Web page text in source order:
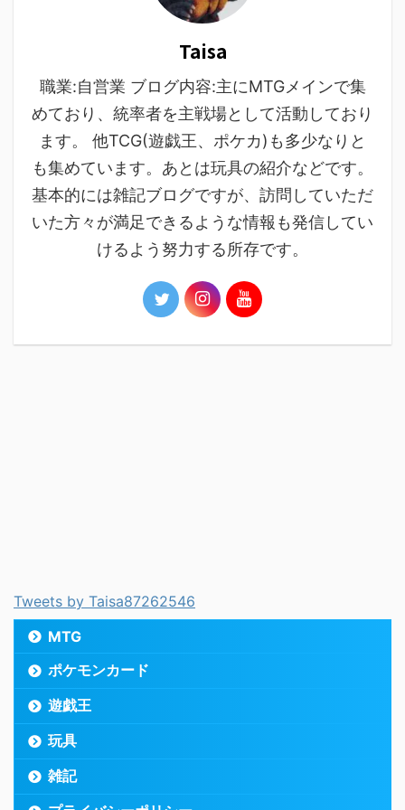
Taisa
職業:自営業 ブログ内容:主にMTGメインで集
めており、統率者を主戦場として活動しており
ます。 他TCG(遊戯王、ポケカ)も多少なりと
も集めています。あとは玩具の紹介などです。
基本的には雑記ブログですが、訪問していただ
いた方々が満足できるような情報も発信してい
けるよう努力する所存です。
Tweets by Taisa87262546
MTG
ポケモンカード
遊戯王
玩具
雑記